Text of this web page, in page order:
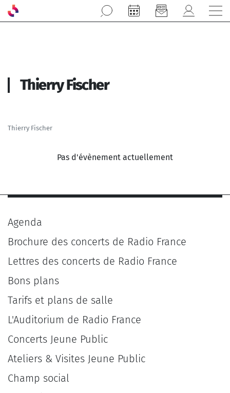
Aller au contenu principal
Thierry Fischer
Thierry Fischer
Pas d'évènement actuellement
Agenda
Brochure des concerts de Radio France
Lettres des concerts de Radio France
Bons plans
Tarifs et plans de salle
L'Auditorium de Radio France
Concerts Jeune Public
Ateliers & Visites Jeune Public
Champ social